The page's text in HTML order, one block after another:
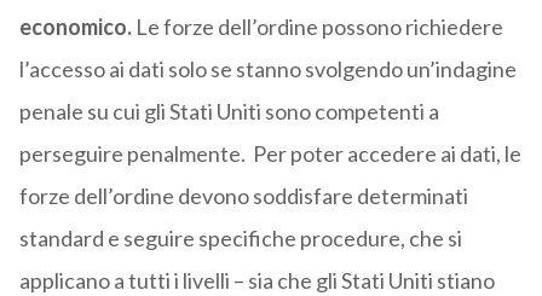
economico.Le forze dell’ordine possono richiedere
l’accesso ai dati solo se stanno svolgendo un’indagine
penale su cui gli Stati Uniti sono competenti a
perseguire penalmente. Per poter accedere ai dati, le
forze dell’ordine devono soddisfare determinati
standard e seguire specifiche procedure, che si
applicano a tutti i livelli – sia che gli Stati Uniti stiano